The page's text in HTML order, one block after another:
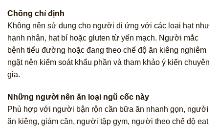
Chống chỉ định
Không nên sử dụng cho người dị ứng với các loại hạt như
hạnh nhân, hạt bí hoặc gluten từ yến mạch. Người mắc
bệnh tiểu đường hoặc đang theo chế độ ăn kiêng nghiêm
ngặt nên kiểm soát khẩu phần và tham khảo ý kiến chuyên
gia.
Những người nên ăn loại ngũ cốc này
Phù hợp với người bận rộn cần bữa ăn nhanh gọn, người
ăn kiêng, giảm cân, người tập gym, người theo chế độ eat